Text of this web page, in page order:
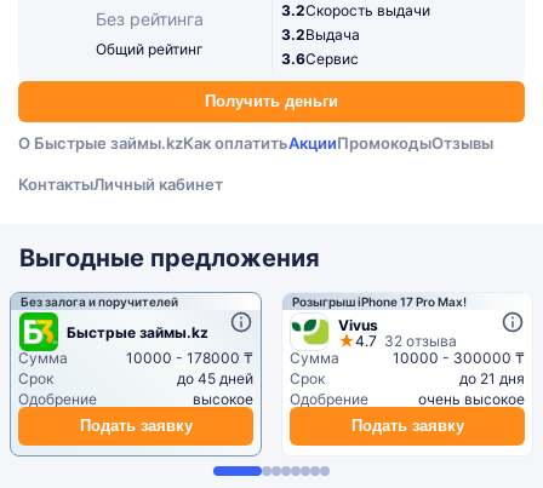
Без рейтинга
Общий рейтинг
3.2Скорость выдачи
3.2Выдача
3.6Сервис
Получить деньги
О Быстрые займы.kzКак оплатитьАкцииПромокодыОтзывы
КонтактыЛичный кабинет
Выгодные предложения
Без залога и поручителей
Быстрые займы.kz
Сумма
10000 - 178000 ₸
Срок
до 45 дней
Одобрение
высокое
Подать заявку
Розыгрыш iPhone 17 Pro Max!
Vivus
4.7 32 отзыва
Сумма
10000 - 300000 ₸
Срок
до 21 дня
Одобрение
очень высокое
Подать заявку